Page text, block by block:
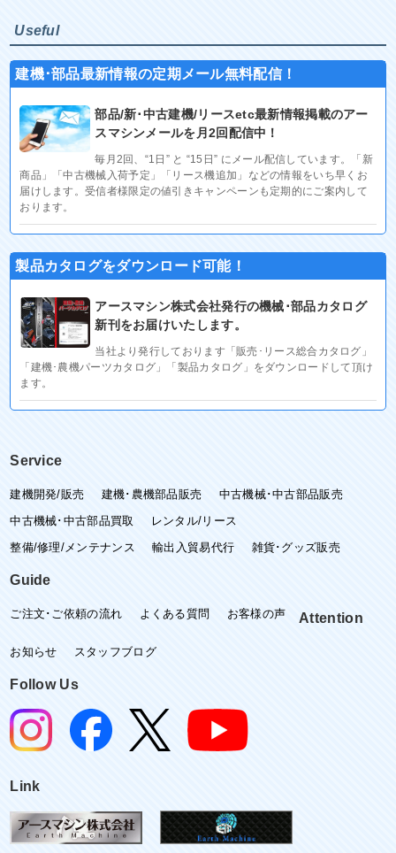
Useful
建機･部品最新情報の定期メール無料配信！
部品/新･中古建機/リースetc最新情報掲載のアー
スマシンメールを月2回配信中！
毎月2回、“1日” と “15日” にメール配信しています。「新
商品」「中古機械入荷予定」「リース機追加」などの情報をいち早くお
届けします。受信者様限定の値引きキャンペーンも定期的にご案内して
おります。
製品カタログをダウンロード可能！
アースマシン株式会社発行の機械･部品カタログ
新刊をお届けいたします。
当社より発行しております「販売･リース総合カタログ」
「建機･農機パーツカタログ」「製品カタログ」をダウンロードして頂け
ます。
Service
建機開発/販売 建機･農機部品販売
中古機械･中古部品販売
中古機械･中古部品買取
レンタル/リース
整備/修理/メンテナンス
輸出入貿易代行 雑貨･グッズ販売
Guide
ご注文･ご依頼の流れ よくある質問 お客様の声 Attention
お知らせ スタッフブログ
Follow Us
Link